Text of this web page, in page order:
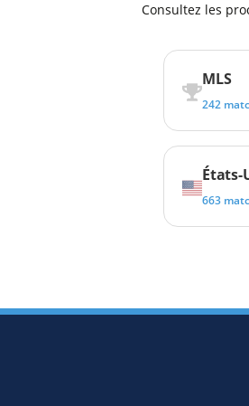
Consultez les
MLS
242
États-
663